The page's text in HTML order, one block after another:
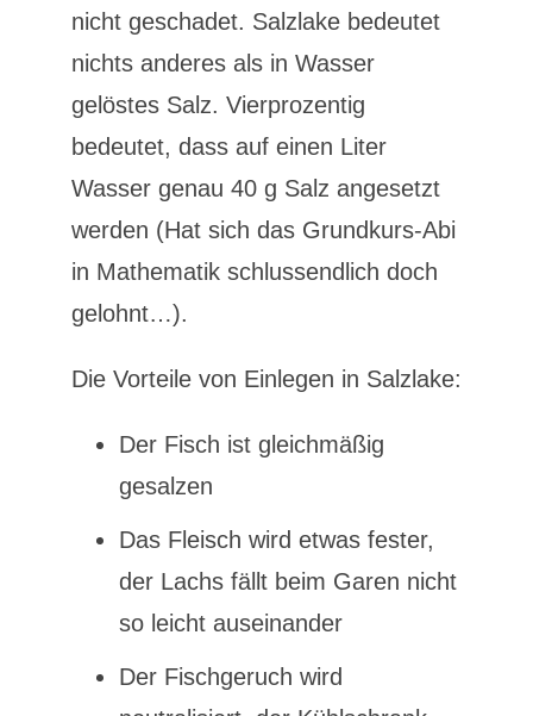
nicht geschadet. Salzlake bedeutet
nichts anderes als in Wasser
gelöstes Salz. Vierprozentig
bedeutet, dass auf einen Liter
Wasser genau 40 g Salz angesetzt
werden (Hat sich das Grundkurs-Abi
in Mathematik schlussendlich doch
gelohnt…).
Die Vorteile von Einlegen in Salzlake:
Der Fisch ist gleichmäßig
gesalzen
Das Fleisch wird etwas fester,
der Lachs fällt beim Garen nicht
so leicht auseinander
Der Fischgeruch wird